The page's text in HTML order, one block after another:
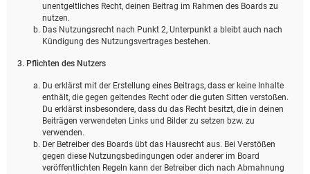
unentgeltliches Recht, deinen Beitrag im Rahmen des Boards zu
nutzen.
Das Nutzungsrecht nach Punkt 2, Unterpunkt a bleibt auch nach
Kündigung des Nutzungsvertrages bestehen.
3. Pflichten des Nutzers
Du erklärst mit der Erstellung eines Beitrags, dass er keine Inhalte
enthält, die gegen geltendes Recht oder die guten Sitten verstoßen.
Du erklärst insbesondere, dass du das Recht besitzt, die in deinen
Beiträgen verwendeten Links und Bilder zu setzen bzw. zu
verwenden.
Der Betreiber des Boards übt das Hausrecht aus. Bei Verstößen
gegen diese Nutzungsbedingungen oder anderer im Board
veröffentlichten Regeln kann der Betreiber dich nach Abmahnung